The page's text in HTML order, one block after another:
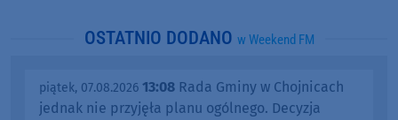
OSTATNIO DODANO w Weekend FM
piątek, 07.08.2026 13:08 Rada Gminy w Chojnicach
jednak nie przyjęła planu ogólnego. Decyzja